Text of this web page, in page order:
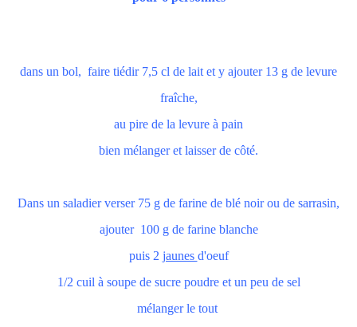
dans un bol, faire tiédir 7,5 cl de lait et y ajouter 13 g de levure
fraîche,
au pire de la levure à pain
bien mélanger et laisser de côté.
Dans un saladier verser 75 g de farine de blé noir ou de sarrasin,
ajouter 100 g de farine blanche
puis 2 jaunes d'oeuf
1/2 cuil à soupe de sucre poudre et un peu de sel
mélanger le tout